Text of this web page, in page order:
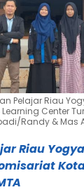
Pelajar Riau
Center
Randy & Mas
Riau